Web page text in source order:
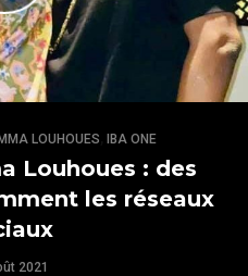
LOUHOUES , IBA ONE
Louhoues : des
les réseaux
2021